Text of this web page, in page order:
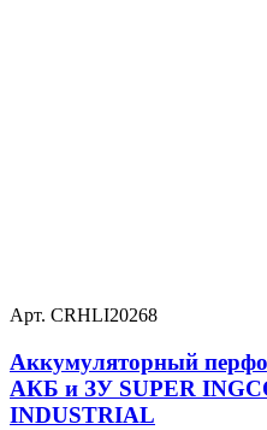
Арт. CRHLI20268
Аккумуляторный
АКБ и ЗУ SUPER
INDUSTRIAL